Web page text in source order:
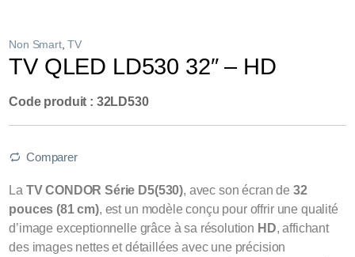
Non Smart,TV
TV QLED LD530 32″ – HD
Code produit : 32LD530
Comparer
La TV CONDOR Série D5(530), avec son écran de 32
pouces (81 cm), est un modèle conçu pour offrir une qualité
d’image exceptionnelle grâce à sa résolution HD, affichant
des images nettes et détaillées avec une précision